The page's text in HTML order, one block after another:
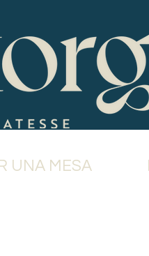
UNA MESA